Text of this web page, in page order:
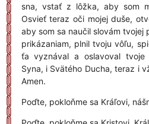
sna, vstať z lôžka, aby som
Osvieť teraz oči mojej duše,
aby som sa naučil slovám tvojej
prikázaniam, plnil tvoju vôľu,
ťa vyznával a oslavoval
Syna, i Svätého Ducha, teraz i
Amen.
Poďte, pokloňme sa Kráľovi,